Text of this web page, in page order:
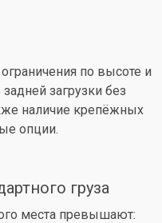
по высоте и
загрузки без
наличие крепёжных
опции.
груза
места превышают: